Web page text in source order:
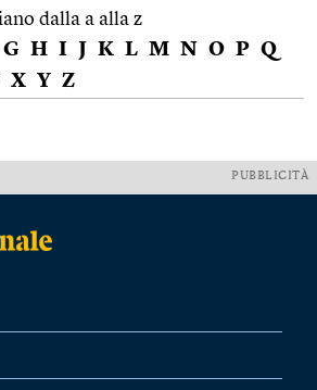
dalla a alla z
G H I J K L M N O P Q
X Y Z
PUBBLICITÀ